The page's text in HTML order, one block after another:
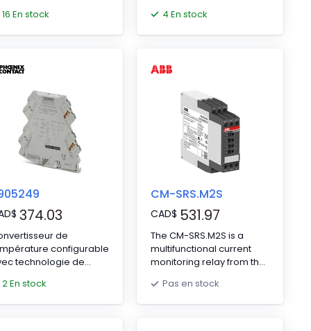
16 En stock
sortie configurables par
DIP switch, avec
4 En stock
$ 374.03
de
configurable
technologie de
le raccordement de
2 En stock
CM-SRS.M2S
CAD$ 531.97
The CM-SRS.M2S is a
multifunctional current
monitoring relay from the
monitors range. This
monitoring relay operates
Pas en stock